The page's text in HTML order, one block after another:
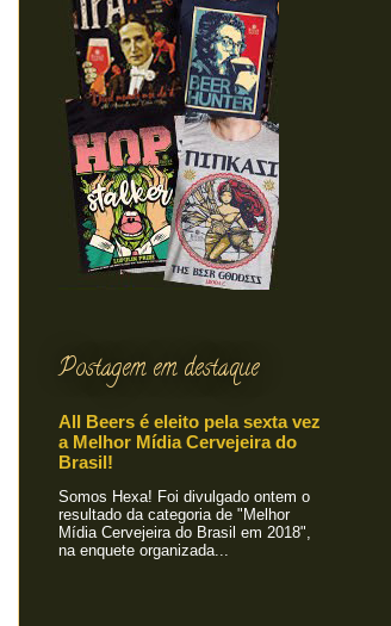
Postagem em destaque
All Beers é eleito pela sexta vez
a Melhor Mídia Cervejeira do
Brasil!
Somos Hexa! Foi divulgado ontem o
resultado da categoria de "Melhor
Mídia Cervejeira do Brasil em 2018",
na enquete organizada...